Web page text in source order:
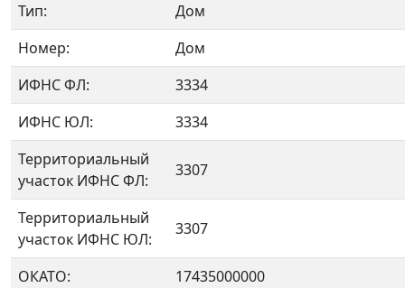
Тип:
Дом
Номер:
Дом
ИФНС ФЛ:
3334
ИФНС ЮЛ:
3334
Территориальный
участок ИФНС ФЛ:
3307
Территориальный
участок ИФНС ЮЛ:
3307
ОКАТО:
17435000000